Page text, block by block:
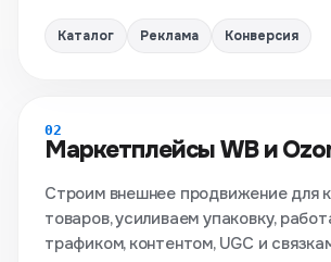
Каталог Реклама Конверсия
02
Маркетплейсы WB и
Строим внешнее продвижение для
товаров, усиливаем упаковку,
трафиком, контентом, UGC и